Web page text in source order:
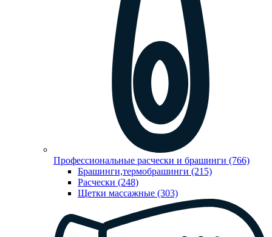
Профессиональные расчески и брашинги (766)
Брашинги,термобрашинги (215)
Расчески (248)
Щетки массажные (303)